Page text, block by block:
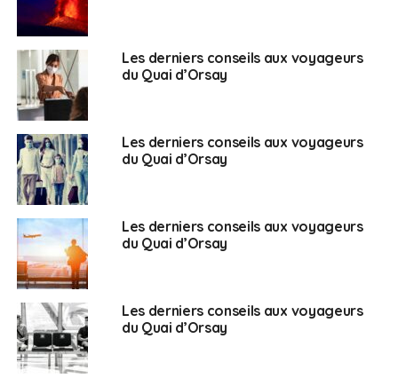
SUJETS ASSOCIÉS:
Français en Espagne
Les derniers conseils aux voyageurs
du Quai d’Orsay
Les derniers conseils aux voyageurs
du Quai d’Orsay
Les derniers conseils aux voyageurs
du Quai d’Orsay
Les derniers conseils aux voyageurs
du Quai d’Orsay